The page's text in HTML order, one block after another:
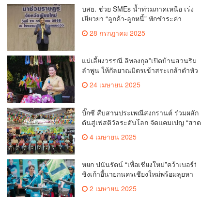
บสย. ช่วย SMEs น้ำท่วมภาคเหนือ เร่ง
เยียวยา “ลูกค้า-ลูกหนี้” พักชำระค่า
ธรรมเนียม-ค่างวด
28 กรกฎาคม 2025
แม่เลี้ยงวรรณี ลิทองกุล”เปิดบ้านสวนริม
ลำพูน ให้กัลยาณมิตรเข้าสระเกล้าดำหัว
ขอพรเนื่องในประเพณีสงกรานต์ 2568
เพื่อสืบสาน อนุรักษ์ประเพณีอันดีงามที่
24 เมษายน 2025
บิ๊กซี สืบสานประเพณีสงกรานต์ ร่วมผลัก
ดันสู่เฟสติวัลระดับโลก จัดแคมเปญ “สาด
สูงสุด 50% กระตุ้นการเดินทางนักท่อง
2,132 ล้านบาท
4 เมษายน 2025
หยก ปนันรัตน์ “เพื่อเชียงใหม่”คว้าเบอร์1
ชิงเก้าอี้นายกนครเชียงใหม่พร้อมลุยหา
เสียงเต็มที่
2 เมษายน 2025